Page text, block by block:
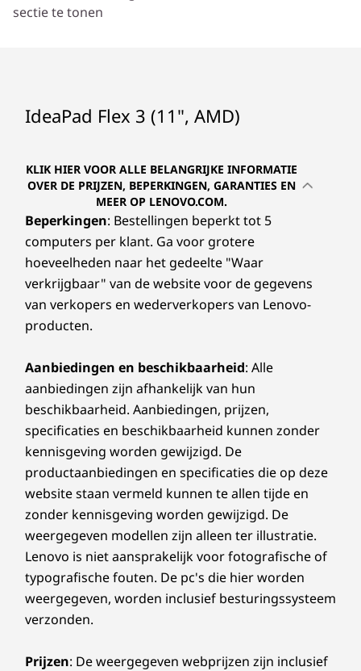
sectie te tonen
IdeaPad Flex 3 (11", AMD)
KLIK HIER VOOR ALLE BELANGRIJKE INFORMATIE
OVER DE PRIJZEN, BEPERKINGEN, GARANTIES EN
MEER OP LENOVO.COM.
Beperkingen: Bestellingen beperkt tot 5
computers per klant. Ga voor grotere
hoeveelheden naar het gedeelte "Waar
verkrijgbaar" van de website voor de gegevens
van verkopers en wederverkopers van Lenovo-
producten.
Aanbiedingen en beschikbaarheid: Alle
aanbiedingen zijn afhankelijk van hun
beschikbaarheid. Aanbiedingen, prijzen,
specificaties en beschikbaarheid kunnen zonder
kennisgeving worden gewijzigd. De
productaanbiedingen en specificaties die op deze
website staan vermeld kunnen te allen tijde en
zonder kennisgeving worden gewijzigd. De
weergegeven modellen zijn alleen ter illustratie.
Lenovo is niet aansprakelijk voor fotografische of
typografische fouten. De pc's die hier worden
weergegeven, worden inclusief besturingssysteem
verzonden.
Prijzen: De weergegeven webprijzen zijn inclusief